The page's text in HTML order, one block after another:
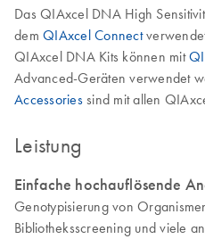
Das QIAxcel DNA High
dem QIAxcel Connect
QIAxcel DNA Kits können mit
Advanced-Geräten verwendet
Accessoriessind mit allen
Leistung
Einfache hochauflösende
Genotypisierung von
Bibliotheksscreening und viele